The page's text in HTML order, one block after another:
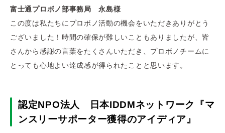
富士通プロボノ部事務局 永島様
この度は私たちにプロボノ活動の機会をいただきありがとう
ございました！時間の確保が難しいこともありましたが、皆
さんから感謝の言葉をたくさんいただき、プロボノチームに
とっても心地よい達成感が得られたことと思います。
認定NPO法人 日本IDDMネットワーク『マ
ンスリーサポーター獲得のアイディア』